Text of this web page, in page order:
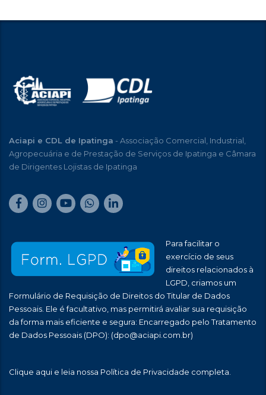
Aciapi e CDL de Ipatinga - Associação Comercial, Industrial,
Agropecuária e de Prestação de Serviços de Ipatinga e Câmara
de Dirigentes Lojistas de Ipatinga
Para facilitar o
exercício de seus
direitos relacionados à
LGPD, criamos um
Formulário de Requisição de Direitos do Titular de Dados
Pessoais. Ele é facultativo, mas permitirá avaliar sua requisição
da forma mais eficiente e segura: Encarregado pelo Tratamento
de Dados Pessoais (DPO): (dpo@aciapi.com.br)
Clique aqui e leia nossa Política de Privacidade completa.